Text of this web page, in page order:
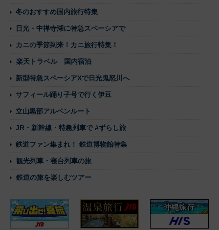
冬のおすすめ国内旅行特集
日光・中禅寺湖に特急スペーシアで
カニの季節到来！カニ旅行特集！
楽天トラベル 国内宿泊
新型特急スペーシアXで日光鬼怒川へ
サフィール踊り子号で行く伊豆
立山黒部アルペンルート
JR・新幹線・特急列車で #ずらし旅
鉄道ファン集まれ！ 鉄道博物館特集
観光列車・寝台列車の旅
鉄道の旅を楽しむツアー